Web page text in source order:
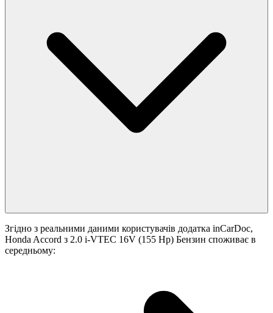
Згідно з реальними даними користувачів додатка inCarDoc,
Honda Accord з 2.0 i-VTEC 16V (155 Hp) Бензин споживає в
середньому: